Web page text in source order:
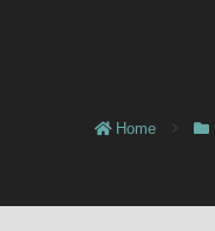
Home